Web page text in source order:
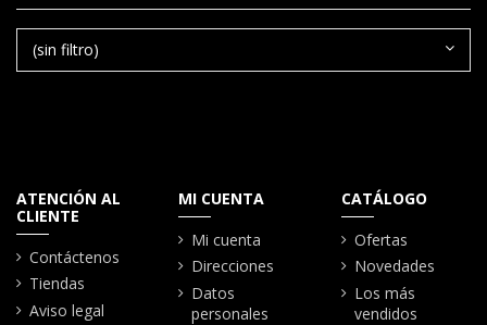
(sin filtro)
ATENCIÓN AL
CLIENTE
Contáctenos
Tiendas
Aviso legal
MI CUENTA
Mi cuenta
Direcciones
Datos
personales
CATÁLOGO
Ofertas
Novedades
Los más
vendidos